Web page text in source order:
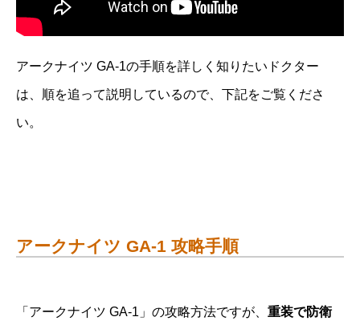
アークナイツ GA-1の手順を詳しく知りたいドクター
は、順を追って説明しているので、下記をご覧くださ
い。
アークナイツ GA-1 攻略手順
「アークナイツ GA-1」の攻略方法ですが、 重装で防衛